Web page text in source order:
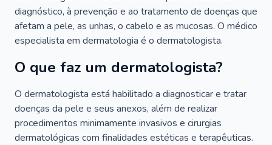
diagnóstico, à prevenção e ao tratamento de doenças que
afetam a pele, as unhas, o cabelo e as mucosas. O médico
especialista em dermatologia é o dermatologista.
O que faz um dermatologista?
O dermatologista está habilitado a diagnosticar e tratar
doenças da pele e seus anexos, além de realizar
procedimentos minimamente invasivos e cirurgias
dermatológicas com finalidades estéticas e terapêuticas.